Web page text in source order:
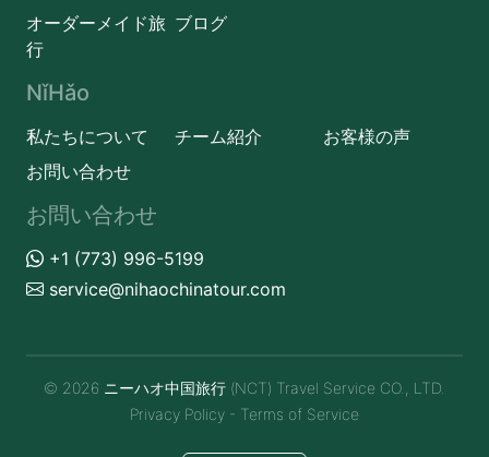
オーダーメイド旅
行
ブログ
NǐHǎo
私たちについて チーム紹介
お客様の声
お問い合わせ
お問い合わせ
+1 (773) 996-5199
service@nihaochinatour.com
© 2026 ニーハオ中国旅行 (NCT) Travel Service CO., LTD.
Privacy Policy - Terms of Service